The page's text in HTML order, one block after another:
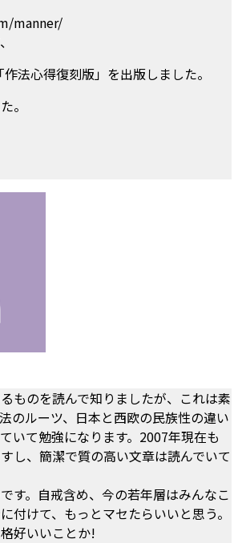
manner/
法心得復刻版」を出版しました。
。
ものを読んで知りましたが、これは素
のルーツ、日本と西欧の民族性の違い
いて勉強になります。2007年現在も
し、簡潔で質の高い文章は読んでいて
す。自戒含め、今の若年層はみんなこ
付けて、もっとマセたらいいと思う。
好いいことか!